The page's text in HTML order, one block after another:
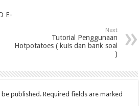
E-
Next
Tutorial Penggunaan
Hotpotatoes ( kuis dan bank soal
)
be published. Required fields are marked